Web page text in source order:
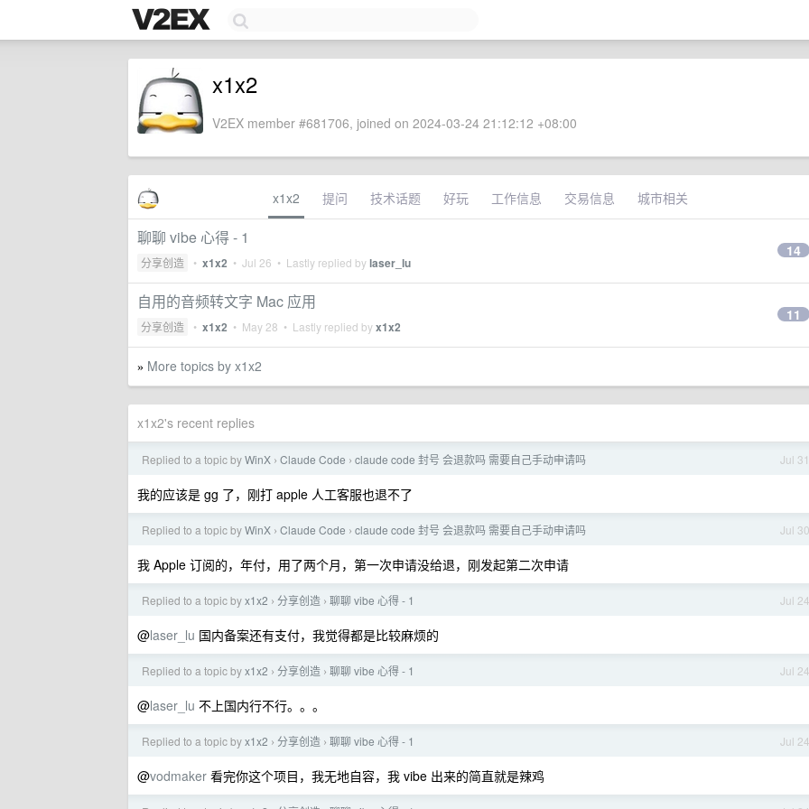
x1x2
V2EX member #681706, joined on 2024-03-24 21:12:12 +08:00
x1x2 提问 技术话题 好玩 工作信息 交易信息 城市相关
聊聊 vibe 心得 - 1
分享创造 • x1x2 • Jul 26 • Lastly replied bylaser_lu
14
自用的音频转文字 Mac 应用
分享创造 • x1x2 • May 28 • Lastly replied byx1x2
11
» More topics by x1x2
x1x2's recent replies
Jul 31
Replied to a topic byWinX › Claude Code › claude code 封号 会退款吗 需要自己手动申请吗
我的应该是 gg 了，刚打 apple 人工客服也退不了
Jul 30
Replied to a topic byWinX › Claude Code › claude code 封号 会退款吗 需要自己手动申请吗
我 Apple 订阅的，年付，用了两个月，第一次申请没给退，刚发起第二次申请
Jul 24
Replied to a topic byx1x2 › 分享创造 › 聊聊 vibe 心得 - 1
@laser_lu 国内备案还有支付，我觉得都是比较麻烦的
Jul 24
Replied to a topic byx1x2 › 分享创造 › 聊聊 vibe 心得 - 1
@laser_lu 不上国内行不行。。。
Jul 24
Replied to a topic byx1x2 › 分享创造 › 聊聊 vibe 心得 - 1
@vodmaker 看完你这个项目，我无地自容，我 vibe 出来的简直就是辣鸡